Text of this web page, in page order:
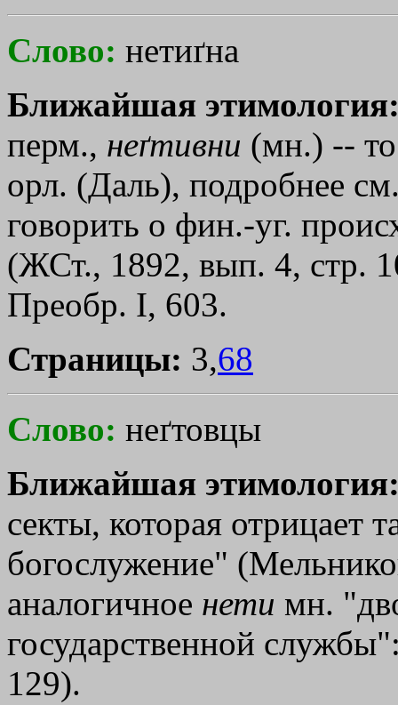
Слово: нетиґна
Ближайшая
перм., неґтивни (мн.) --
орл. (Даль), подробнее
говорить о фин.-уг.
(ЖСт., 1892, вып. 4, стр.
Преобр. I, 603.
Страницы: 3,68
Слово: неґтовцы
Ближайшая
секты, которая отрицает
богослужение"
аналогичное нети мн.
государственной
129).